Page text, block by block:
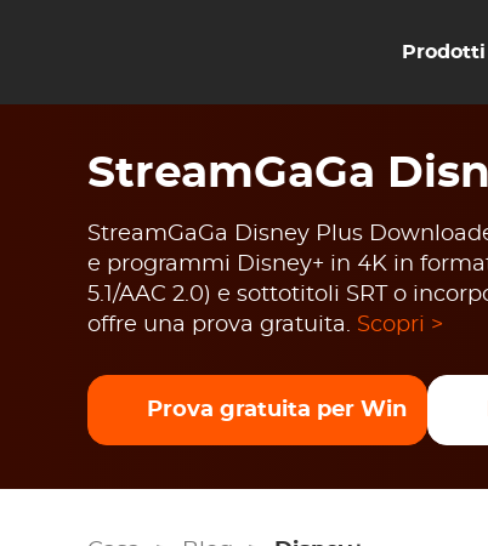
StreamGaGa
StreamGaGa Disney Plus
e programmi Disney+ in 4K in
5.1/AAC 2.0) e sottotitoli SRT o
offre una prova gratuita. Scopri >
Prova gratuita per Win